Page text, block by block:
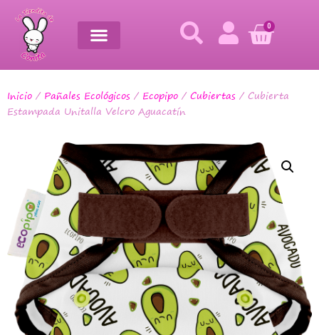
0
Inicio / Pañales Ecológicos / Ecopipo / Cubiertas / Cubierta
Estampada Unitalla Velcro Aguacatín